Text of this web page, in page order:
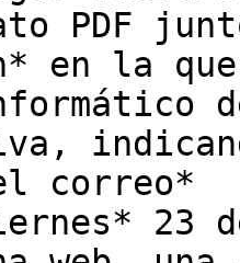
PDF
en la
correo*
23